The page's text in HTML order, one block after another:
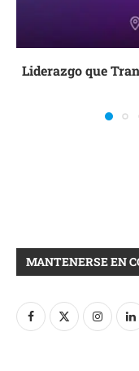
Liderazgo que
MANTENERSE EN